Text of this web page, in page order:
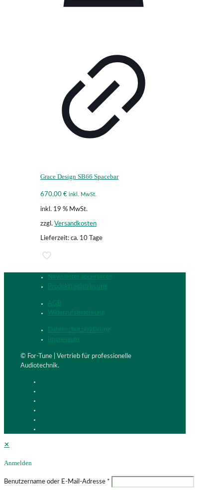
Grace Design SB66 Spacebar
670,00 € inkl. MwSt.
inkl. 19 % MwSt.
zzgl. Versandkosten
Lieferzeit: ca. 10 Tage
Newsletter abonnieren
Produktregistrierung
AGB
Widerrufsbelehrung
Datenschutzerklärung
Impressum
© For-Tune | Vertrieb für professionelle
Audiotechnik.
✕
Anmelden
Benutzername oder E-Mail-Adresse *